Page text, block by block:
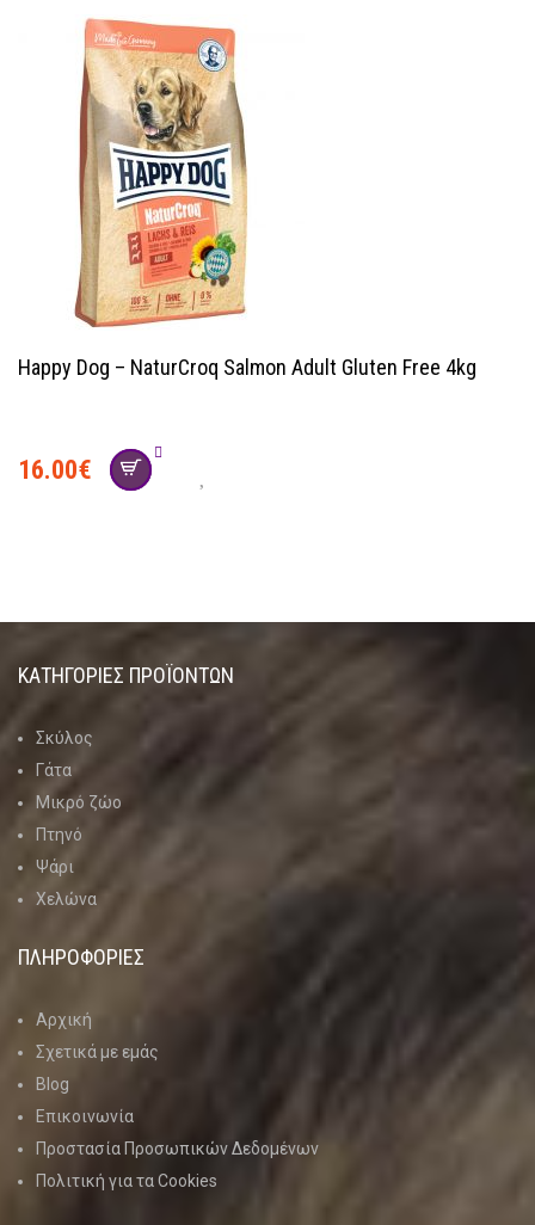
Happy Dog – NaturCroq Salmon Adult Gluten Free 4kg
16.00€
ΚΑΤΗΓΟΡΊΕΣ ΠΡΟΪΌΝΤΩΝ
Σκύλος
Γάτα
Μικρό ζώο
Πτηνό
Ψάρι
Χελώνα
ΠΛΗΡΟΦΟΡΙΕΣ
Αρχική
Σχετικά με εμάς
Blog
Επικοινωνία
Προστασία Προσωπικών Δεδομένων
Πολιτική για τα Cookies